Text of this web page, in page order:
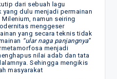
dari sebuah lagu
dulu menjadi permainan
namun seiring
menggeser
yang secara teknis tidak
“ular naga panjangnya”
menjadi
nilai adab dan tata
Sehingga mengikis
masyarakat